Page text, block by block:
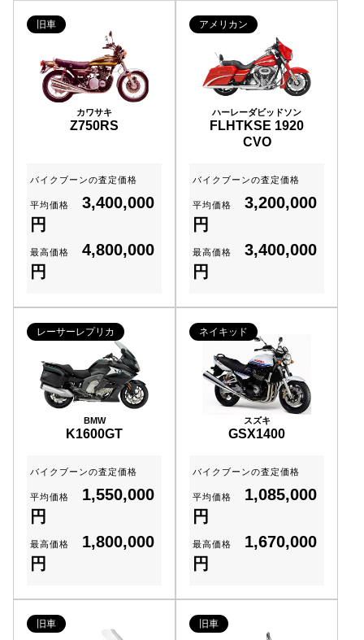
旧車
カワサキ
Z750RS
バイクブーンの査定価格
平均価格
3,400,000
円
最高価格
4,800,000
円
アメリカン
ハーレーダビッドソン
FLHTKSE 1920
CVO
バイクブーンの査定価格
平均価格
3,200,000
円
最高価格
3,400,000
円
レーサーレプリカ
BMW
K1600GT
バイクブーンの査定価格
平均価格
1,550,000
円
最高価格
1,800,000
円
ネイキッド
スズキ
GSX1400
バイクブーンの査定価格
平均価格
1,085,000
円
最高価格
1,670,000
円
旧車 旧車